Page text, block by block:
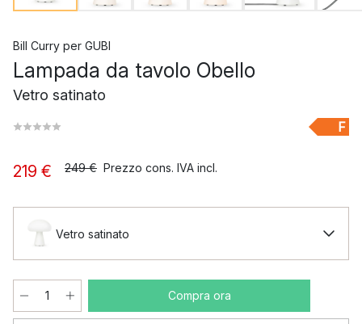
Bill Curry per GUBI
Lampada da tavolo Obello
Vetro satinato
F
219 € 249 € Prezzo cons. IVA incl.
Vetro satinato
Compra ora